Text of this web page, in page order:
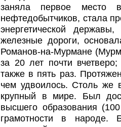
заняла первое место
нефтедобытчиков, стала
энергетической
железные дороги,
Романов-на-Мурмане
за 20 лет почти
также в пять раз.
чем удвоилось. Столь же
крупный в мире. Был
высшего образования
грамотности в народе.